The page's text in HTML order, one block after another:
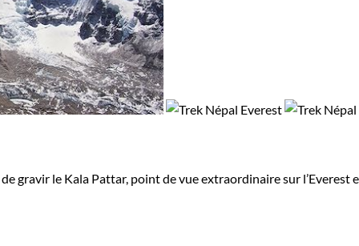
gravir le Kala Pattar, point de vue extraordinaire sur l’Everest